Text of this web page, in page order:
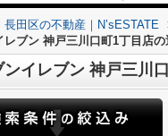
長田区の不動産｜N’sESTATE
レブン 神戸三川口町1丁目店
ンイレブン 神戸三川